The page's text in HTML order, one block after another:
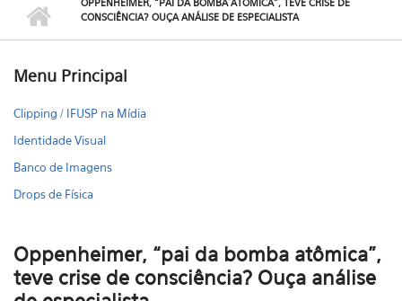
OPPENHEIMER, “PAI DA BOMBA ATÔMICA”, TEVE CRISE DE
CONSCIÊNCIA? OUÇA ANÁLISE DE ESPECIALISTA
Menu Principal
Clipping / IFUSP na Mídia
Identidade Visual
Banco de Imagens
Drops de Física
Oppenheimer, “pai da bomba atômica”,
teve crise de consciência? Ouça análise